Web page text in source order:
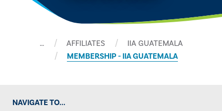
… AFFILIATES
IIA GUATEMALA
MEMBERSHIP - IIA GUATEMALA
NAVIGATE TO...